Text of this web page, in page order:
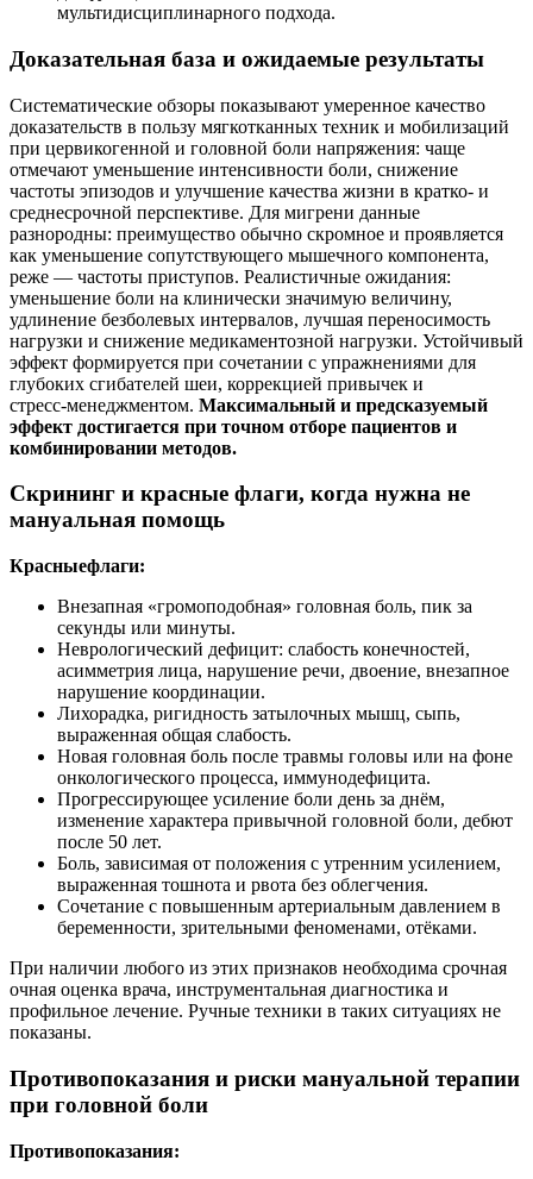
мультидисциплинарного подхода.
Доказательная база и ожидаемые результаты
Систематические обзоры показывают умеренное качество
доказательств в пользу мягкотканных техник и мобилизаций
при цервикогенной и головной боли напряжения: чаще
отмечают уменьшение интенсивности боли, снижение
частоты эпизодов и улучшение качества жизни в кратко‑ и
среднесрочной перспективе. Для мигрени данные
разнородны: преимущество обычно скромное и проявляется
как уменьшение сопутствующего мышечного компонента,
реже — частоты приступов. Реалистичные ожидания:
уменьшение боли на клинически значимую величину,
удлинение безболевых интервалов, лучшая переносимость
нагрузки и снижение медикаментозной нагрузки. Устойчивый
эффект формируется при сочетании с упражнениями для
глубоких сгибателей шеи, коррекцией привычек и
стресс‑менеджментом. Максимальный и предсказуемый
эффект достигается при точном отборе пациентов и
комбинировании методов.
Скрининг и красные флаги, когда нужна не
мануальная помощь
Красныефлаги:
Внезапная «громоподобная» головная боль, пик за
секунды или минуты.
Неврологический дефицит: слабость конечностей,
асимметрия лица, нарушение речи, двоение, внезапное
нарушение координации.
Лихорадка, ригидность затылочных мышц, сыпь,
выраженная общая слабость.
Новая головная боль после травмы головы или на фоне
онкологического процесса, иммунодефицита.
Прогрессирующее усиление боли день за днём,
изменение характера привычной головной боли, дебют
после 50 лет.
Боль, зависимая от положения с утренним усилением,
выраженная тошнота и рвота без облегчения.
Сочетание с повышенным артериальным давлением в
беременности, зрительными феноменами, отёками.
При наличии любого из этих признаков необходима срочная
очная оценка врача, инструментальная диагностика и
профильное лечение. Ручные техники в таких ситуациях не
показаны.
Противопоказания и риски мануальной терапии
при головной боли
Противопоказания: